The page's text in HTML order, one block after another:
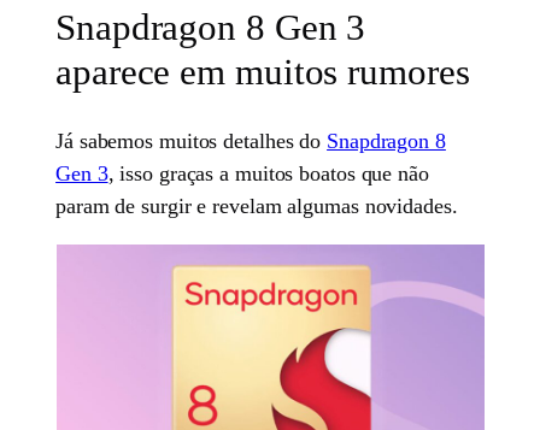
Snapdragon 8 Gen 3
aparece em muitos rumores
Já sabemos muitos detalhes do Snapdragon 8
Gen 3, isso graças a muitos boatos que não
param de surgir e revelam algumas novidades.